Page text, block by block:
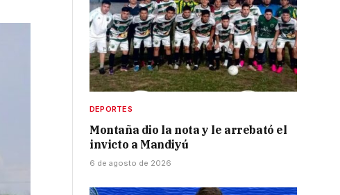
DEPORTES
Montaña dio la nota y le arrebató el
invicto a Mandiyú
6 de agosto de 2026